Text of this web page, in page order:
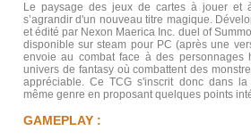
Le paysage des jeux de cartes à jouer et
s’agrandir d'un nouveau titre magique.
et édité par Nexon Maerica Inc. duel of
disponible sur steam pour PC (après une
envoie au combat face à des personnages
univers de fantasy où combattent des
appréciable. Ce TCG s'inscrit donc dans
même genre en proposant quelques points
GAMEPLAY :